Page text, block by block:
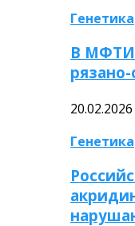
Генетика
В МФТИ
20.02.2026
Генетика